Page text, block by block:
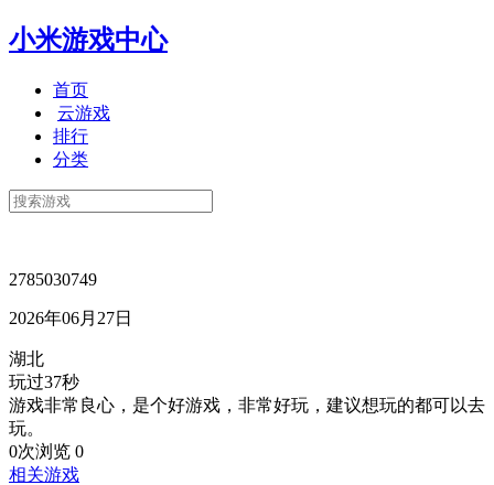
小米游戏中心
首页
云游戏
排行
分类
2785030749
2026年06月27日
湖北
玩过37秒
游戏非常良心，是个好游戏，非常好玩，建议想玩的都可以去
玩。
0次浏览 0
相关游戏